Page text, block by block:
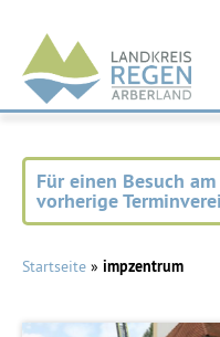
Landkreis
Regen
Für einen Besuch
vorherige
Startseite » impzentrum